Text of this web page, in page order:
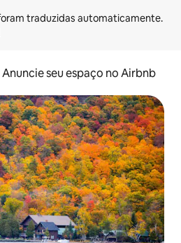
Anuncie seu espaço no Airbnb